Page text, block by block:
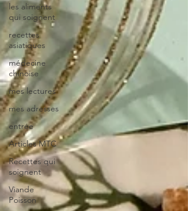
les aliments
qui soignent
recettes
asiatiques
médecine
chinoise
mes lectures
mes adresses
entrée
Articles MTC
Recettes qui
soignent
Viande
Poisson